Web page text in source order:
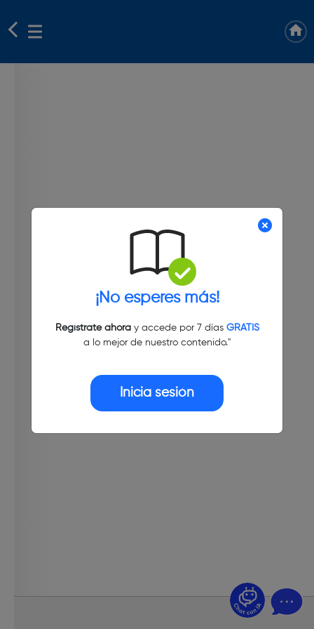
¡No esperes más!
Regístrate ahoray accede por 7 días GRATIS
a lo mejor de nuestro contenido."
Inicia sesión